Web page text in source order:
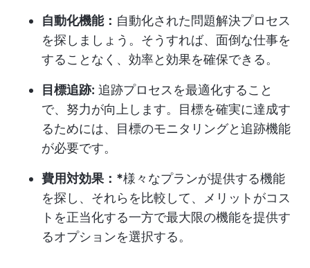
自動化機能： 自動化された問題解決プロセス
を探しましょう。そうすれば、面倒な仕事を
することなく、効率と効果を確保できる。
目標追跡: 追跡プロセスを最適化すること
で、努力が向上します。目標を確実に達成す
るためには、目標のモニタリングと追跡機能
が必要です。
費用対効果：*様々なプランが提供する機能
を探し、それらを比較して、メリットがコス
トを正当化する一方で最大限の機能を提供す
るオプションを選択する。